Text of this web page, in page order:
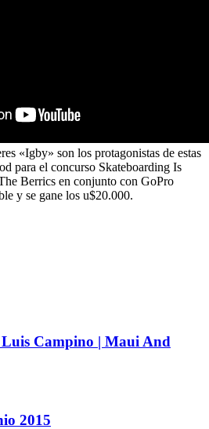
«Igby» son los protagonistas de estas
para el concurso Skateboarding Is
Berrics en conjunto con GoPro
y se gane los u$20.000.
Luis Campino | Maui And
2015